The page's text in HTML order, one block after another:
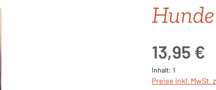
13,95 €
Inhalt: 1
Preise inkl. MwSt.